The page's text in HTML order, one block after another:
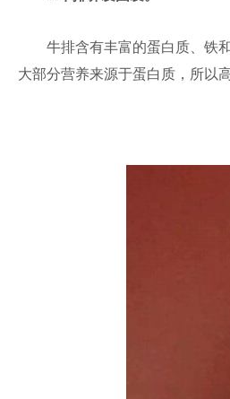
牛排含有丰富的蛋白质、铁和
大部分营养来源于蛋白质，所以